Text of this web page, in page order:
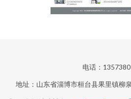
电话：
地址：山东省淄博市桓台县果里镇柳